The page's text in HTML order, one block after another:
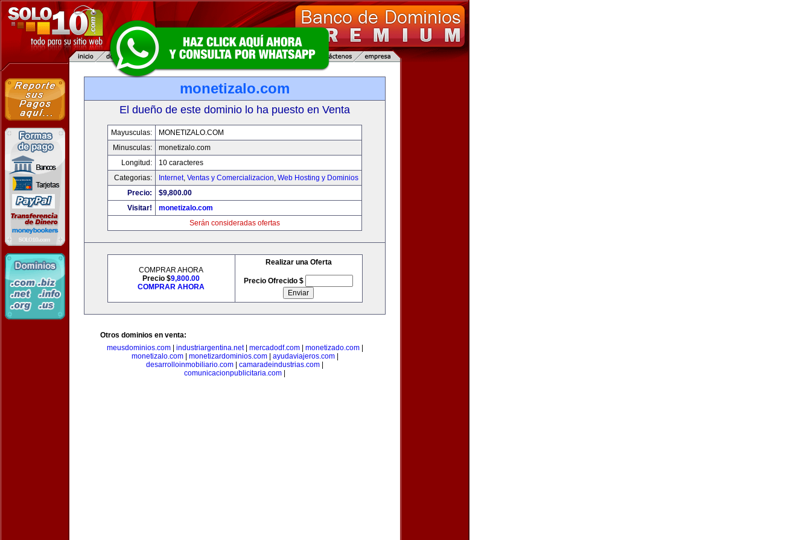
monetizalo.com
El dueño de este dominio lo ha puesto en Venta
Mayusculas:
MONETIZALO.COM
Minusculas:
monetizalo.com
Longitud:
10 caracteres
Categorias:
Internet, Ventas y Comercializacion, Web Hosting y Dominios
Precio:
$9,800.00
Visitar!
monetizalo.com
Serán consideradas ofertas
COMPRAR AHORA
Precio $9,800.00
COMPRAR AHORA
Realizar una Oferta
Precio Ofrecido $
Otros dominios en venta:
meusdominios.com| industriargentina.net| mercadodf.com| monetizado.com|
monetizalo.com| monetizardominios.com| ayudaviajeros.com|
desarrolloinmobiliario.com
camaradeindustrias.com
comunicacionpublicitaria.com